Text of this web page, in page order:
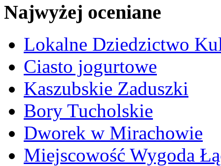
Najwyżej oceniane
Lokalne Dziedzictwo
Ciasto jogurtowe
Kaszubskie Zaduszki
Bory Tucholskie
Dworek w Mirachowie
Miejscowość Wygoda